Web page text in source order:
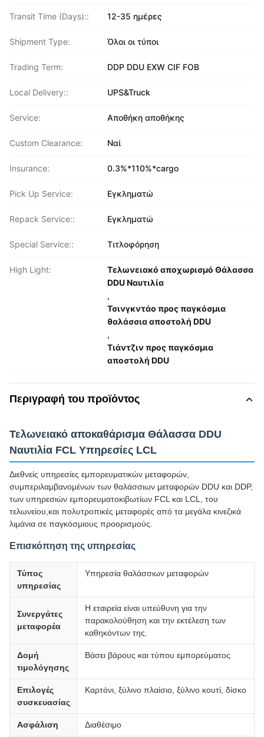
Transit Time (Days):: 12-35 ημέρες
Shipment Type: Όλοι οι τύποι
Trading Term: DDP DDU EXW CIF FOB
Local Delivery:: UPS&Truck
Service: Αποθήκη αποθήκης
Custom Clearance: Ναί
Insurance: 0.3%*110%*cargo
Pick Up Service: Εγκληματώ
Repack Service:: Εγκληματώ
Special Service:: Τιτλοφόρηση
High Light:
Τελωνειακό αποχωρισμό Θάλασσα
DDU Ναυτιλία
,
Τσινγκντάο προς παγκόσμια
θαλάσσια αποστολή DDU
,
Τιάντζιν προς παγκόσμια
αποστολή DDU
Περιγραφή του προϊόντος
Τελωνειακό αποκαθάρισμα Θάλασσα DDU
Ναυτιλία FCL Υπηρεσίες LCL
Διεθνείς υπηρεσίες εμπορευματικών μεταφορών,
συμπεριλαμβανομένων των θαλάσσιων μεταφορών DDU και DDP,
των υπηρεσιών εμπορευματοκιβωτίων FCL και LCL, του
τελωνείου,και πολυτροπικές μεταφορές από τα μεγάλα κινεζικά
λιμάνια σε παγκόσμιους προορισμούς.
Επισκόπηση της υπηρεσίας
Τύπος
υπηρεσίας
Υπηρεσία θαλάσσιων μεταφορών
Συνεργάτες
μεταφορέα
Η εταιρεία είναι υπεύθυνη για την
παρακολούθηση και την εκτέλεση των
καθηκόντων της.
Δομή
τιμολόγησης
Βάσει βάρους και τύπου εμπορεύματος
Επιλογές
συσκευασίας
Καρτόνι, ξύλινο πλαίσιο, ξύλινο κουτί, δίσκο
Ασφάλιση Διαθέσιμο